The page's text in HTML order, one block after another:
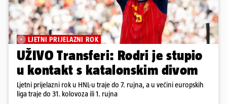
LJETNI PRIJELAZNI ROK
UŽIVO Transferi: Rodri je stupio
u kontakt s katalonskim divom
Ljetni prijelazni rok u HNL-u traje do 7. rujna, a u većini europskih
liga traje do 31. kolovoza ili 1. rujna